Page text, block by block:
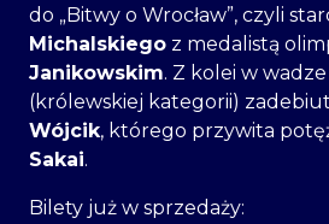
do „Bitwy o Wrocław”, czyli
Michalskiego z medalistą
Janikowskim. Z kolei w
(królewskiej kategorii)
Wójcik, którego przywita
Sakai.
Bilety już w sprzedaży: